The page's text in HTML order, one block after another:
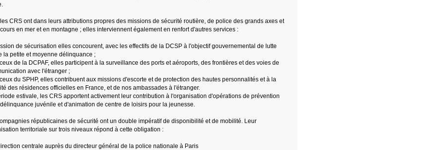
CRS ont dans leurs attributions propres des missions de sécurité routière, de police des grands axes et
en mer et en montagne ; elles interviennent également en renfort d'autres services :
de sécurisation elles concourent, avec les effectifs de la DCSP à l'objectif gouvernemental de lutte
la petite et moyenne délinquance ;
de la DCPAF, elles participent à la surveillance des ports et aéroports, des frontières et des voies de
avec l'étranger ;
du SPHP, elles contribuent aux missions d'escorte et de protection des hautes personnalités et à la
des résidences officielles en France, et de nos ambassades à l'étranger.
estivale, les CRS apportent activement leur contribution à l'organisation d'opérations de prévention
juvénile et d'animation de centre de loisirs pour la jeunesse.
républicaines de sécurité ont un double impératif de disponibilité et de mobilité. Leur
territoriale sur trois niveaux répond à cette obligation :
centrale auprès du directeur général de la police nationale à Paris